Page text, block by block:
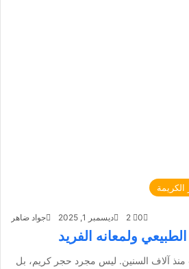
الكريمة
جواد ضاهر ديسمبر 1, 2025 0
ولمعانه الفريد
منذ آلاف السنين. ليس مجرد حجر كريم، بل